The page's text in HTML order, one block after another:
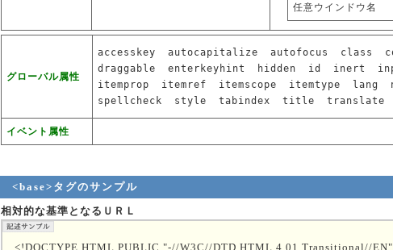
任意ウインドウ名
グローバル属性
accesskey autocapitalize autofocus class
draggable
enterkeyhint hidden id inert
itemprop
itemref itemscope itemtype lang
spellcheck
style tabindex title translate
イベント属性
<base>タグのサンプル
相対的な基準となるＵＲＬ
<!DOCTYPE HTML PUBLIC "-//W3C//DTD HTML 4.01 Transitional//